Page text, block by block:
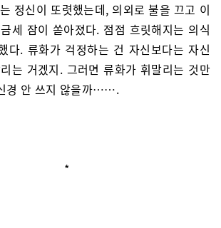
정신이 또렷했는데, 의외로 불을 끄고 이
세 잠이 쏟아졌다. 점점 흐릿해지는 의식
다. 류화가 걱정하는 건 자신보다는 자신
는 거겠지. 그러면 류화가 휘말리는 것만
경 안 쓰지 않을까…….
*